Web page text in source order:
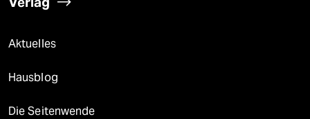
Aktuelles
Hausblog
Die Seitenwende